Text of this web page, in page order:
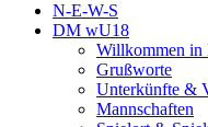
N-E-W-S
DM wU18
Willkommen in
Grußworte
Unterkünfte &
Mannschaften